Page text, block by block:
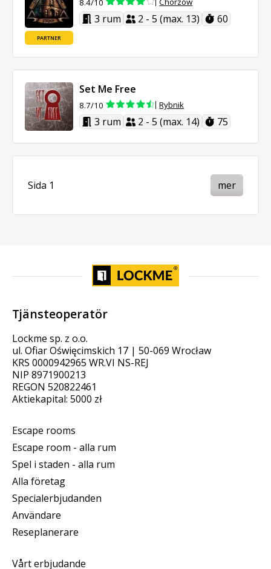
PARTNER
8.4/10
3 rum 2 - 5 (max. 13) 60
Set Me Free
8.7/10 Rybnik
3 rum 2 - 5 (max. 14) 75
Sida 1 mer
Tjänsteoperatör
Lockme sp. z o.o.
ul. Ofiar Oświęcimskich 17 | 50-069 Wrocław
KRS 0000942965 WR.VI NS-REJ
NIP 8971900213
REGON 520822461
Aktiekapital: 5000 zł
Escape rooms
Escape room - alla rum
Spel i staden - alla rum
Alla företag
Specialerbjudanden
Användare
Reseplanerare
Vårt erbjudande